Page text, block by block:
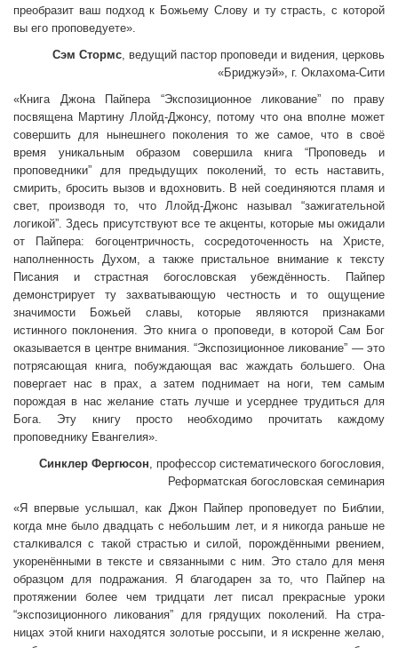
преобразит ваш подход к Божьему Слову и ту страсть, с которой
вы его проповедуете».
Сэм Стормс, ведущий пастор проповеди и видения, цер­ковь
«Бриджуэй», г. Оклахома-Сити
«Книга Джона Пайпера “Экспозиционное ликование” по праву
посвящена Мартину Ллойд-Джонсу, потому что она вполне может
совершить для нынешнего поколения то же самое, что в своё
время уникальным образом совершила книга “Проповедь и
проповедники” для предыдущих поколений, то есть наставить,
смирить, бросить вызов и вдохновить. В ней соединяются пламя и
свет, производя то, что Ллойд-Джонс называл “зажигательной
логикой”. Здесь присутствуют все те акценты, которые мы ожидали
от Пайпера: богоцентричность, сосредоточенность на Христе,
наполненность Духом, а также пристальное внимание к тексту
Писания и страст­ная богословская убеждённость. Пайпер
демонстрирует ту захва­тывающую честность и то ощущение
значимости Божьей славы, которые являются признаками
истинного поклонения. Это книга о проповеди, в которой Сам Бог
оказывается в центре внимания. “Экспозиционное ликование” — это
потрясающая книга, побуж­дающая вас жаждать большего. Она
повергает нас в прах, а затем поднимает на ноги, тем самым
порождая в нас желание стать луч­ше и усерднее трудиться для
Бога. Эту книгу просто необходимо прочитать каждому
проповеднику Евангелия».
Синклер Фергюсон, профессор систематического богосло­вия,
Реформатская богословская семинария
«Я впервые услышал, как Джон Пайпер проповедует по Библии,
когда мне было двадцать с небольшим лет, и я никогда раньше не
сталкивался с такой страстью и силой, порождёнными рвени­ем,
укоренёнными в тексте и связанными с ним. Это стало для меня
образцом для подражания. Я благодарен за то, что Пайпер на
протяжении более чем тридцати лет писал прекрасные уроки
“экспозиционного ликования” для грядущих поколений. На стра­
ницах этой книги находятся золотые россыпи, и я искренне желаю,